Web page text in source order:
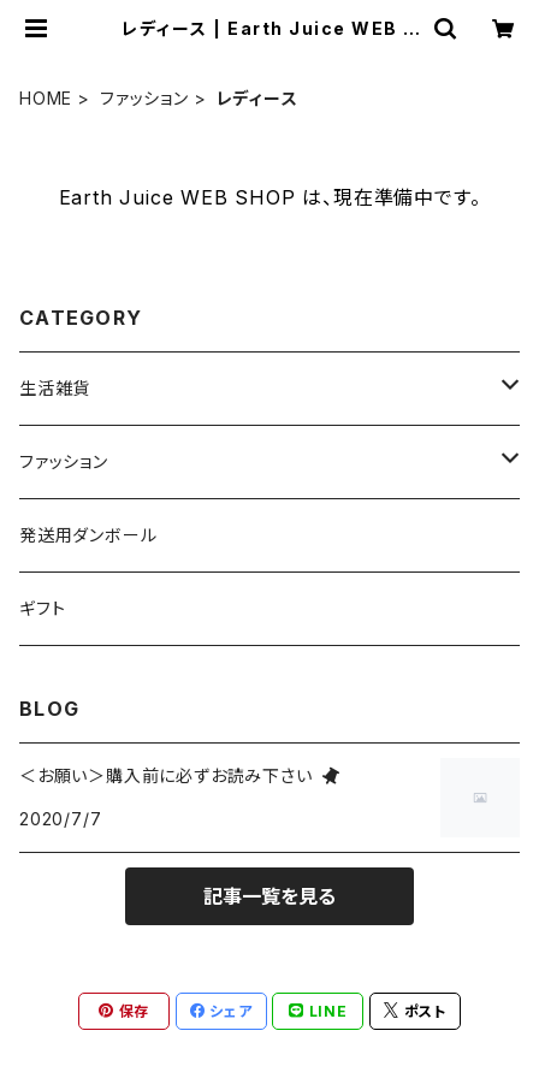
レディース | Earth Juice WEB S
HOME ファッション レディース
Earth Juice WEB SHOP は、現在準備中です。
CATEGORY
生活雑貨
洗剤・せっけん
キッチングッズ
スキンケア
化粧水
オイル
ヘアケア
ファッション
アンダーウェア
ショーツ
小物
ハンカチ
ブローチ
トート
ワンピース
アクセサリー
発送用ダンボール
ギフト
BLOG
＜お願い＞購入前に必ずお読み下さい
2020/7/7
記事一覧を見る
保存 シェア LINE ポスト